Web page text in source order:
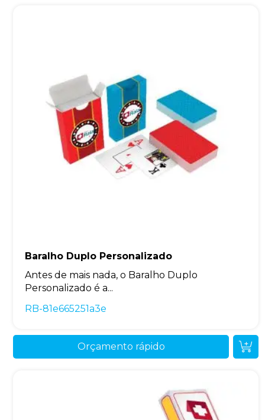
Baralho Duplo Personalizado
Antes de mais nada, o Baralho Duplo
Personalizado é a...
RB-81e665251a3e
Orçamento rápido